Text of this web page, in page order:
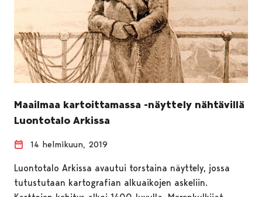
Maailmaa kartoittamassa -näyttely nähtävillä
Luontotalo Arkissa
14 helmikuun, 2019
Luontotalo Arkissa avautui torstaina näyttely, jossa
tutustutaan kartografian alkuaikojen askeliin.